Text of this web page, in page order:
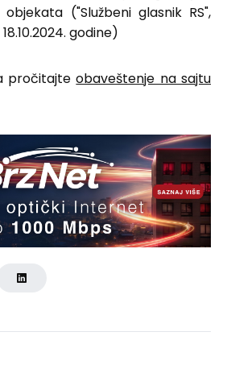
("Službeni glasnik RS",
godine)
pročitajteobaveštenje na sajtu